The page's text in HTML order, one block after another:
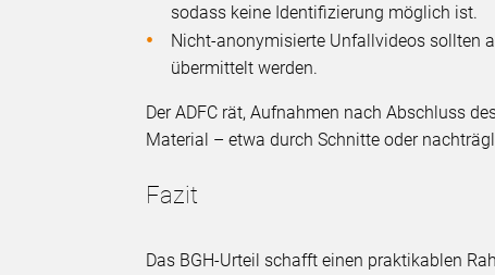
sodass keine Identifizierung möglich ist.
Nicht-anonymisierte Unfallvideos sollten
übermittelt werden.
Der ADFC rät, Aufnahmen nach Abschluss
Material – etwa durch Schnitte oder
Fazit
Das BGH-Urteil schafft einen praktikablen